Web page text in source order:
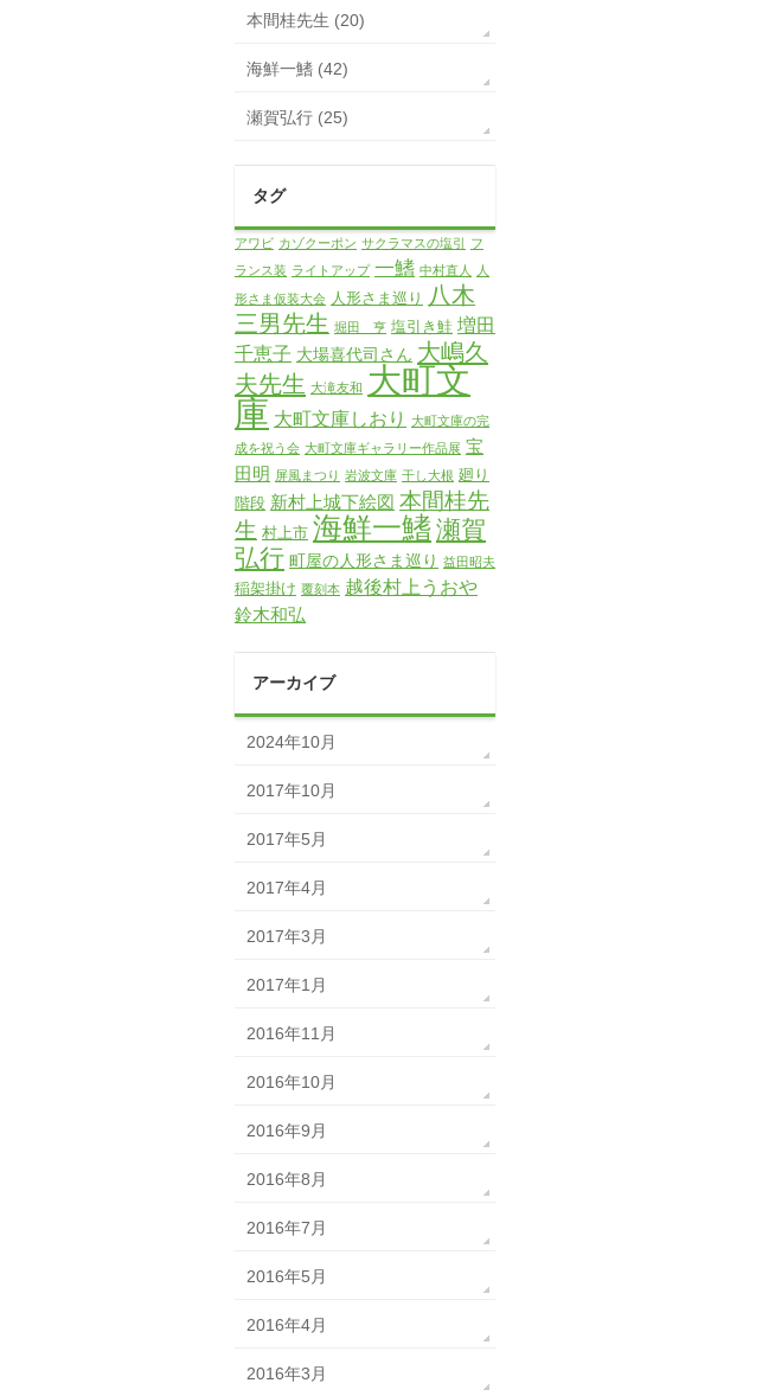
本間桂先生 (20)
海鮮一鰭 (42)
瀬賀弘行 (25)
タグ
アワビ カゾクーポン サクラマスの塩引 フ
ランス装 ライトアップ 一鰭 中村直人
人
形さま仮装大会 人形さま巡り
八木
三男先生 堀田 亨 塩引き鮭 増田
千恵子 大場喜代司さん 大嶋久
夫先生 大滝友和 大町文
庫 大町文庫しおり
大町文庫の完
成を祝う会 大町文庫ギャラリー作品展 宝
田明 屏風まつり 岩波文庫 干し大根 廻り
階段 新村上城下絵図 本間桂先
生 村上市 海鮮一鰭瀬賀
弘行 町屋の人形さま巡り 益田昭夫
稲架掛け 覆刻本 越後村上うおや
鈴木和弘
アーカイブ
2024年10月
2017年10月
2017年5月
2017年4月
2017年3月
2017年1月
2016年11月
2016年10月
2016年9月
2016年8月
2016年7月
2016年5月
2016年4月
2016年3月